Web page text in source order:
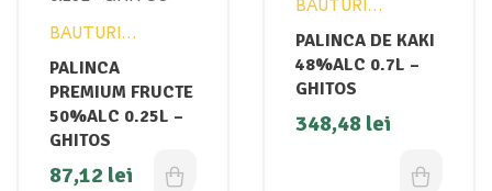
BAUTURI
ALCOOLICE
PALINCA
PREMIUM FRUCTE
50%ALC 0.25L –
GHITOS
87,12 lei
BAUTURI
ALCOOLICE
PALINCA DE KAKI
48%ALC 0.7L –
GHITOS
348,48 lei